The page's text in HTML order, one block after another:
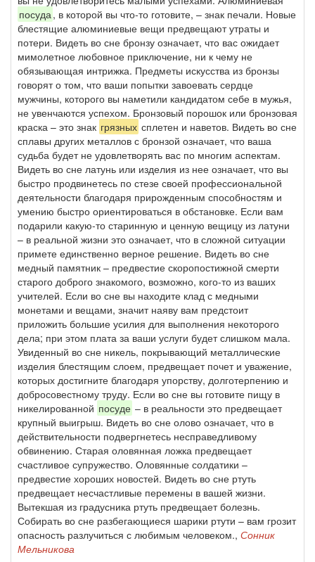
посуда, в которой вы что-то готовите, – знак печали. Новые
блестящие алюминиевые вещи предвещают утраты и
потери. Видеть во сне бронзу означает, что вас ожидает
мимолетное любовное приключение, ни к чему не
обязывающая интрижка. Предметы искусства из бронзы
говорят о том, что ваши попытки завоевать сердце
мужчины, которого вы наметили кандидатом себе в мужья,
не увенчаются успехом. Бронзовый порошок или бронзовая
краска – это знак грязных сплетен и наветов. Видеть во сне
сплавы других металлов с бронзой означает, что ваша
судьба будет не удовлетворять вас по многим аспектам.
Видеть во сне латунь или изделия из нее означает, что вы
быстро продвинетесь по стезе своей профессиональной
деятельности благодаря прирожденным способностям и
умению быстро ориентироваться в обстановке. Если вам
подарили какую-то старинную и ценную вещицу из латуни
– в реальной жизни это означает, что в сложной ситуации
примете единственно верное решение. Видеть во сне
медный памятник – предвестие скоропостижной смерти
старого доброго знакомого, возможно, кого-то из ваших
учителей. Если во сне вы находите клад с медными
монетами и вещами, значит наяву вам предстоит
приложить большие усилия для выполнения некоторого
дела; при этом плата за ваши услуги будет слишком мала.
Увиденный во сне никель, покрывающий металлические
изделия блестящим слоем, предвещает почет и уважение,
которых достигните благодаря упорству, долготерпению и
добросовестному труду. Если во сне вы готовите пищу в
никелированной посуде – в реальности это предвещает
крупный выигрыш. Видеть во сне олово означает, что в
действительности подвергнетесь несправедливому
обвинению. Старая оловянная ложка предвещает
счастливое супружество. Оловянные солдатики –
предвестие хороших новостей. Видеть во сне ртуть
предвещает несчастливые перемены в вашей жизни.
Вытекшая из градусника ртуть предвещает болезнь.
Собирать во сне разбегающиеся шарики ртути – вам грозит
опасность разлучиться с любимым человеком., Сонник
Мельникова